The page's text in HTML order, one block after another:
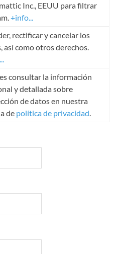
Inc., EEUU para filtrar
+info...
rectificar y cancelar los
así como otros derechos.
consultar la información
y detallada sobre
de datos en nuestra
de política de privacidad.